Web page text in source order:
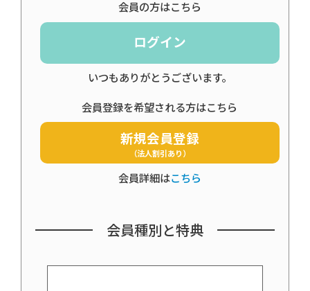
会員の方はこちら
ログイン
いつもありがとうございます。
会員登録を希望される方はこちら
新規会員登録
（法人割引あり）
会員詳細はこちら
会員種別と特典